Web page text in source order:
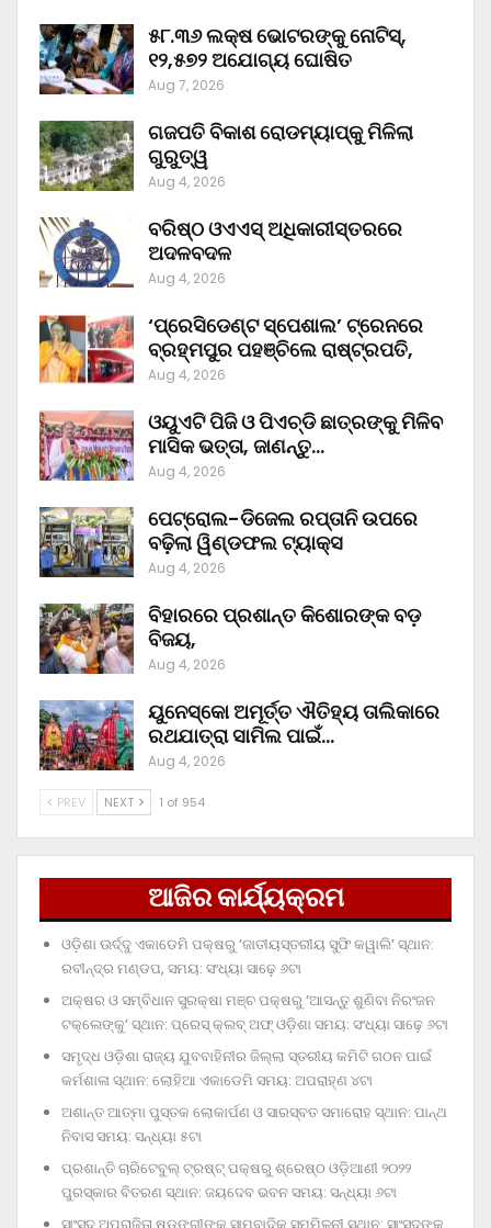
୫୮.୩୬ ଲକ୍ଷ ଭୋଟରଙ୍କୁ ନୋଟିସ୍‌,
୧୨,୫୭୨ ଅଯୋଗ୍ୟ ଘୋଷିତ
Aug 7, 2026
ଗଜପତି ବିକାଶ ରୋଡମ୍ୟାପ୍‌କୁ ମିଳିଲା
ଗୁରୁତ୍ୱ
Aug 4, 2026
ବରିଷ୍ଠ ଓଏଏସ୍‌ ଅଧିକାରୀସ୍ତରରେ
ଅଦଳବଦଳ
Aug 4, 2026
‘ପ୍ରେସିଡେଣ୍ଟ ସ୍ପେଶାଲ’ ଟ୍ରେନରେ
ବ୍ରହ୍ମପୁର ପହଞ୍ଚିଲେ ରାଷ୍ଟ୍ରପତି,
Aug 4, 2026
ଓୟୁଏଟି ପିଜି ଓ ପିଏଚ୍‌ଡି ଛାତ୍ରଙ୍କୁ ମିଳିବ
ମାସିକ ଭତ୍ତା, ଜାଣନ୍ତୁ…
Aug 4, 2026
ପେଟ୍ରୋଲ-ଡିଜେଲ ରପ୍ତାନି ଉପରେ
ବଢ଼ିଲା ୱିଣ୍ଡଫଲ ଟ୍ୟାକ୍ସ
Aug 4, 2026
ବିହାରରେ ପ୍ରଶାନ୍ତ କିଶୋରଙ୍କ ବଡ଼
ବିଜୟ,
Aug 4, 2026
ୟୁନେସ୍କୋ ଅମୂର୍ତ୍ତ ଐତିହ୍ୟ ତାଲିକାରେ
ରଥଯାତ୍ରା ସାମିଲ ପାଇଁ…
Aug 4, 2026
PREV NEXT 1 of 954
ଆଜିର କାର୍ଯ୍ୟକ୍ରମ
ଓଡ଼ିଶା ଊର୍ଦ୍ଦୁ ଏକାଡେମି ପକ୍ଷରୁ ‘ଜାତୀୟସ୍ତରୀୟ ସୁଫି କୱାଲି’ ସ୍ଥାନ:
ରବୀନ୍ଦ୍ର ମଣ୍ଡପ, ସମୟ: ସଂଧ୍ୟା ସାଢ଼େ ୬ଟା
ଅକ୍ଷର ଓ ସମ୍ବିଧାନ ସୁରକ୍ଷା ମଞ୍ଚ ପକ୍ଷରୁ ‘ଆସନ୍ତୁ ଶୁଣିବା ନିରଂଜନ
ଟକ୍‌ଲେଙ୍କୁ’ ସ୍ଥାନ: ପ୍ରେସ୍‌ କ୍ଲବ୍‌ ଅଫ୍‌ ଓଡ଼ିଶା ସମୟ: ସଂଧ୍ୟା ସାଢ଼େ ୬ଟା
ସମୃଦ୍ଧ ଓଡ଼ିଶା ରାଜ୍ୟ ଯୁବବାହିନୀର ଜିଲ୍ଲା ସ୍ତରୀୟ କମିଟି ଗଠନ ପାଇଁ
କର୍ମଶାଳା ସ୍ଥାନ: ଲୋହିଆ ଏକାଡେମି ସମୟ: ଅପରାହ୍‌ଣ ୪ଟା
ଅଶାନ୍ତ ଆତ୍ମା ପୁସ୍ତକ ଲୋକାର୍ପଣ ଓ ସାରସ୍ବତ ସମାରୋହ ସ୍ଥାନ: ପାନ୍ଥ
ନିବାସ ସମୟ: ସନ୍ଧ୍ୟା ୫ଟା
ପ୍ରଶାନ୍ତି ଚାରିଟେବୁଲ୍‌ ଟ୍ରଷ୍ଟ୍‌ ପକ୍ଷରୁ ଶ୍ରେଷ୍ଠ ଓଡ଼ିଆଣୀ ୨୦୨୨
ପୁରସ୍କାର ବିତରଣ ସ୍ଥାନ: ଜୟଦେବ ଭବନ ସମୟ: ସନ୍ଧ୍ୟା ୬ଟା